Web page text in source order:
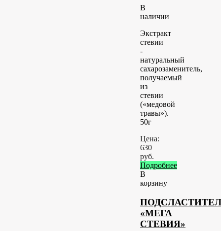
В
наличии
Экстракт
стевии
-
натуральный
сахарозаменитель,
получаемый
из
стевии
(«медовой
травы»).
50г
Цена:
630
руб.
Подробнее
В
корзину
«МЕГА
СТЕВИЯ»